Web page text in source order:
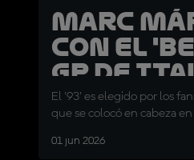
Marc
con el
GP de
El '93' es elegido por los
que se colocó en cabeza
01 jun 2026